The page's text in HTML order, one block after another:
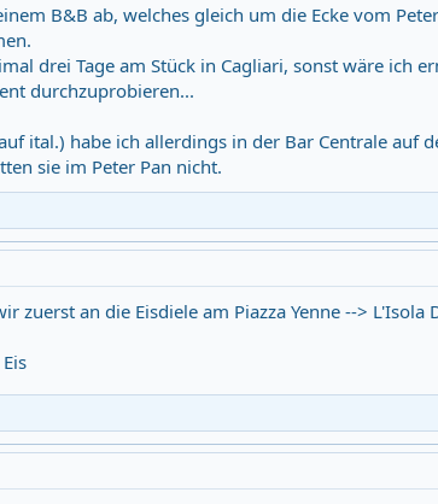
B&B ab, welches gleich um die Ecke vom
drei Tage am Stück in Cagliari, sonst wäre ich
durchzuprobieren...
ital.) habe ich allerdings in der Bar Centrale auf
sie im Peter Pan nicht.
zuerst an die Eisdiele am Piazza Yenne --> L'Isola